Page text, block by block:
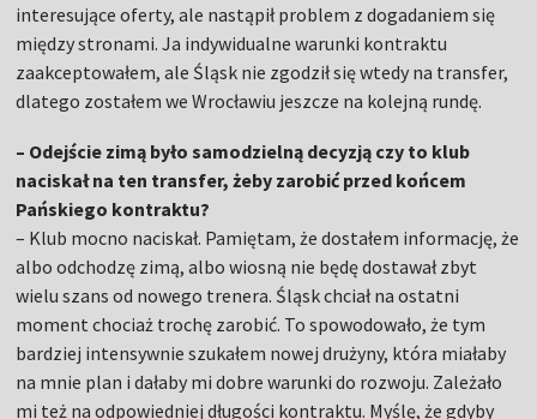
interesujące oferty, ale nastąpił problem z dogadaniem się
między stronami. Ja indywidualne warunki kontraktu
zaakceptowałem, ale Śląsk nie zgodził się wtedy na transfer,
dlatego zostałem we Wrocławiu jeszcze na kolejną rundę.
– Odejście zimą było samodzielną decyzją czy to klub
naciskał na ten transfer, żeby zarobić przed końcem
Pańskiego kontraktu?
– Klub mocno naciskał. Pamiętam, że dostałem informację, że
albo odchodzę zimą, albo wiosną nie będę dostawał zbyt
wielu szans od nowego trenera. Śląsk chciał na ostatni
moment chociaż trochę zarobić. To spowodowało, że tym
bardziej intensywnie szukałem nowej drużyny, która miałaby
na mnie plan i dałaby mi dobre warunki do rozwoju. Zależało
mi też na odpowiedniej długości kontraktu. Myślę, że gdyby